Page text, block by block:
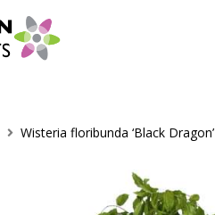
Wisteria floribunda ‘Black Dragon’